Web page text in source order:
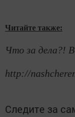
Читайте также:
Что за дела?!
http://
Следите за